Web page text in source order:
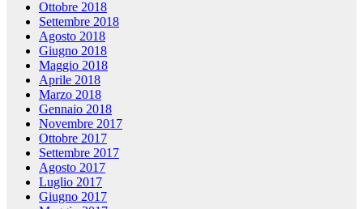
Ottobre 2018
Settembre 2018
Agosto 2018
Giugno 2018
Maggio 2018
Aprile 2018
Marzo 2018
Gennaio 2018
Novembre 2017
Ottobre 2017
Settembre 2017
Agosto 2017
Luglio 2017
Giugno 2017